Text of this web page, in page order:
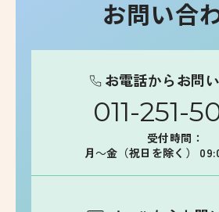
お問い合
お電話からお問
011-251-
受付時間：
月～金（祝日を除く）